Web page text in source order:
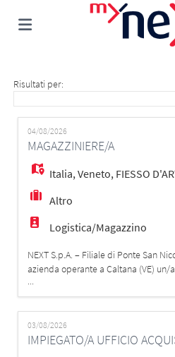
Offerte
di
lavoro
Carica
CV
Login
Lingua
EN
Risultati per:
04/08/2026
MAGAZZINIERE/A
Italia,Veneto, FIESSO
Altro
Logistica/Magazzino
NEXT S.p.A. – Filiale di Ponte San
azienda operante a Caltana (VE) un/a
Hai esperienza in magazzino e sei in
un'opportunità concreta in
crescita? Abbiamo il lavoro giusto
farai: - Gestirai il carico/scarico di
occuperai della sistemazione,
...
03/08/2026
IMPIEGATO/A UFFICIO